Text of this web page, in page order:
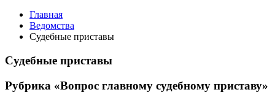
Главная
Ведомства
Судебные приставы
Судебные приставы
Рубрика «Вопрос главному судебному приставу»